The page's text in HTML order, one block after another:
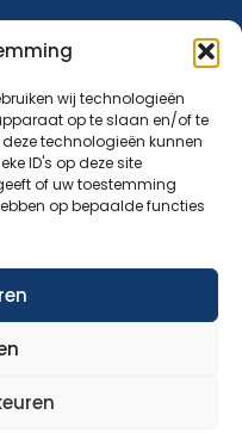
wij technologieën
op te slaan en/of te
technologieën kunnen
ID's op deze site
of uw toestemming
op bepaalde functies
en nieuwsberichten.
door: AtSea Design